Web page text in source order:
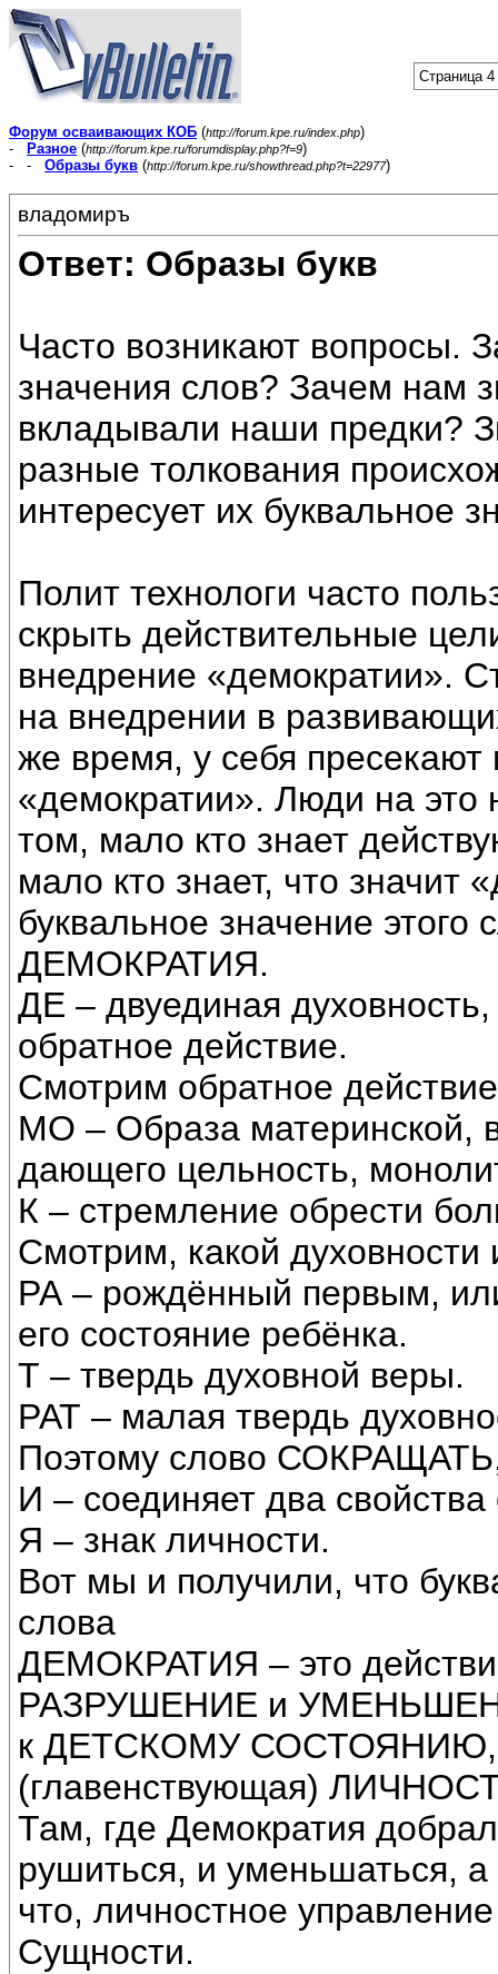
Страница 4
Форум осваивающих КОБ (http://forum.kpe.ru/index.php)
-
Разное (http://forum.kpe.ru/forumdisplay.php?f=9)
- - Образы букв (http://forum.kpe.ru/showthread.php?t=22977)
владомиръ
Ответ: Образы букв
Часто возникают вопросы.
значения слов? Зачем нам
вкладывали наши предки?
разные толкования
интересует их буквальное
Полит технологи часто
скрыть действительные
внедрение «демократии».
на внедрении в
же время, у себя
«демократии». Люди на
том, мало кто знает
мало кто знает, что значит
буквальное значение этого
ДЕМОКРАТИЯ.
ДЕ – двуединая
обратное действие.
Смотрим обратное
МО – Образа материнской,
дающего цельность,
К – стремление обрести
Смотрим, какой духовности
РА – рождённый первым,
его состояние ребёнка.
Т – твердь духовной веры.
РАТ – малая твердь
Поэтому слово
И – соединяет два свойства
Я – знак личности.
Вот мы и получили, что
слова
ДЕМОКРАТИЯ – это
РАЗРУШЕНИЕ и
к ДЕТСКОМУ СОСТОЯНИЮ,
(главенствующая)
Там, где Демократия
рушиться, и уменьшаться, а
что, личностное
Сущности.